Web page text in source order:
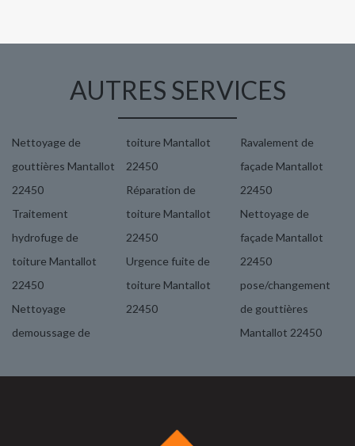
AUTRES SERVICES
Nettoyage de
gouttières Mantallot
22450
Traitement
hydrofuge de
toiture Mantallot
22450
Nettoyage
demoussage de
toiture Mantallot
22450
Réparation de
toiture Mantallot
22450
Urgence fuite de
toiture Mantallot
22450
Ravalement de
façade Mantallot
22450
Nettoyage de
façade Mantallot
22450
pose/changement
de gouttières
Mantallot 22450